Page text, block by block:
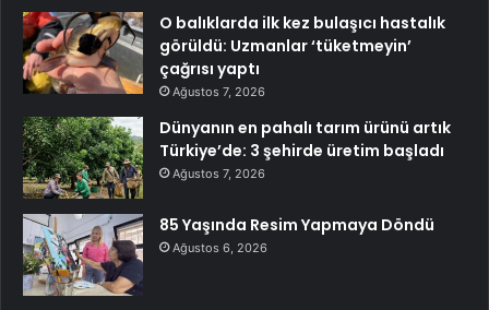
O balıklarda ilk kez bulaşıcı hastalık
görüldü: Uzmanlar ‘tüketmeyin’
çağrısı yaptı
Ağustos 7, 2026
Dünyanın en pahalı tarım ürünü artık
Türkiye’de: 3 şehirde üretim başladı
Ağustos 7, 2026
85 Yaşında Resim Yapmaya Döndü
Ağustos 6, 2026